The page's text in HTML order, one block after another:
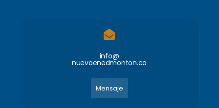
info@
nuevoenedmonton.ca
Mensaje